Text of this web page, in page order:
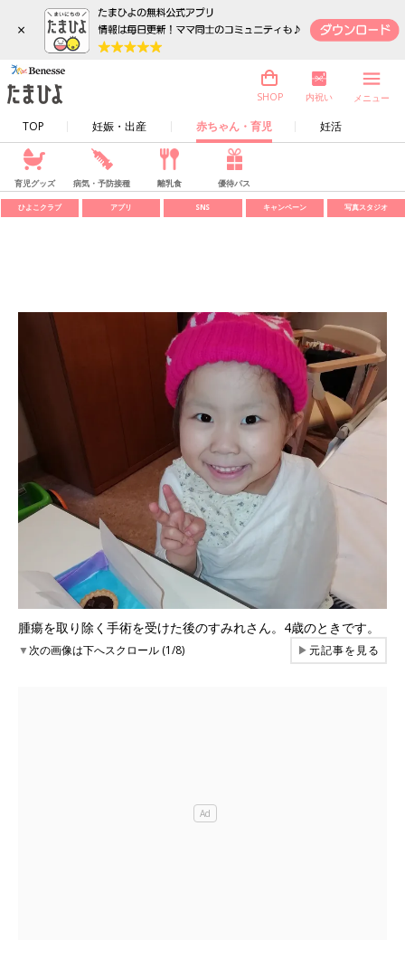
×
TOP 妊娠・出産 赤ちゃん・育児 妊活
SHOP 内祝い メニュー
育児グッズ 病気・予防接種 離乳食 優待パス
ひよこクラブ アプリ SNS キャンペーン 写真スタジオ
腫瘍を取り除く手術を受けた後のすみれさん。4歳のときです。
▼次の画像は下へスクロール (1/8) ▶元記事を見る